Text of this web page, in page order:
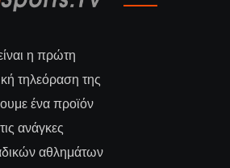
η πρώτη
τηλεόραση της
ένα προϊόν
ανάγκες
αθλημάτων